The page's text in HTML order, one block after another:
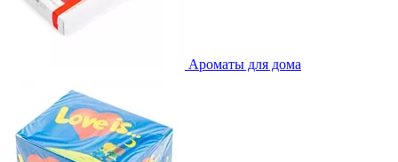
Ароматы для дома